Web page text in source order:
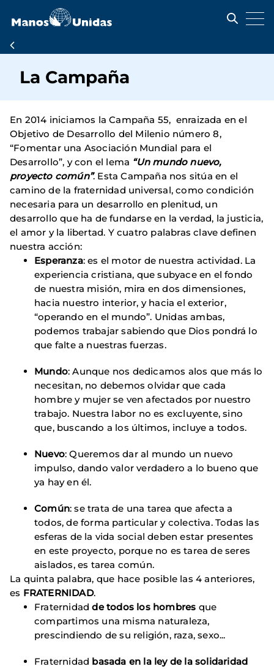
contenido
principal
Ruta
de
navegación
La Campaña
En 2014 iniciamos la Campaña 55, enraizada en el
Objetivo de Desarrollo del Milenio número 8,
“Fomentar una Asociación Mundial para el
Desarrollo”, y con el lema “Un mundo nuevo,
proyecto común”. Esta Campaña nos sitúa en el
camino de la fraternidad universal, como condición
necesaria para un desarrollo en plenitud, un
desarrollo que ha de fundarse en la verdad, la justicia,
el amor y la libertad. Y cuatro palabras clave definen
nuestra acción:
Esperanza: es el motor de nuestra actividad. La
experiencia cristiana, que subyace en el fondo
de nuestra misión, mira en dos dimensiones,
hacia nuestro interior, y hacia el exterior,
“operando en el mundo”. Unidas ambas,
podemos trabajar sabiendo que Dios pondrá lo
que falte a nuestras fuerzas.
Mundo: Aunque nos dedicamos alos que más lo
necesitan, no debemos olvidar que cada
hombre y mujer se ven afectados por nuestro
trabajo. Nuestra labor no es excluyente, sino
que, buscando a los últimos, incluye a todos.
Nuevo: Queremos dar al mundo un nuevo
impulso, dando valor verdadero a lo bueno que
ya hay en él.
Común: se trata de una tarea que afecta a
todos, de forma particular y colectiva. Todas las
esferas de la vida social deben estar presentes
en este proyecto, porque no es tarea de seres
aislados, es tarea común.
La quinta palabra, que hace posible las 4 anteriores,
es FRATERNIDAD.
Fraternidadde todos los hombres que
compartimos una misma naturaleza,
prescindiendo de su religión, raza, sexo...
Fraternidad basada en la ley de la solidaridad